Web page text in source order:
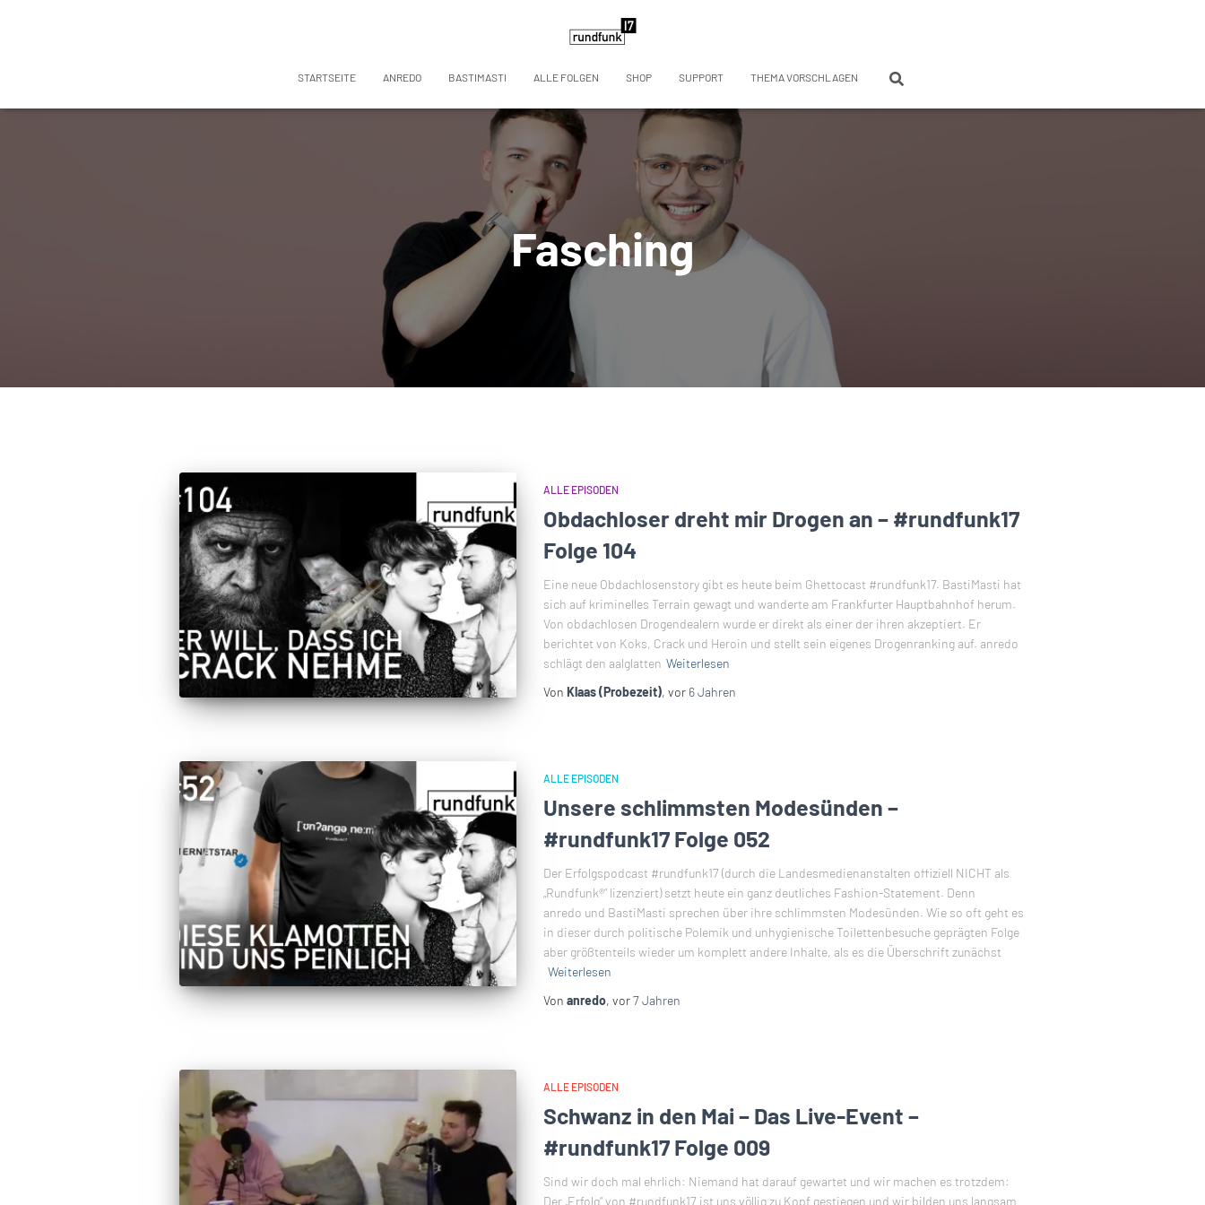
STARTSEITE ANREDO BASTIMASTI ALLE FOLGEN SHOP SUPPORT THEMA VORSCHLAGEN
Fasching
ALLE EPISODEN
Obdachloser dreht mir Drogen an – #rundfunk17
Folge 104
Eine neue Obdachlosenstory gibt es heute beim Ghettocast #rundfunk17. BastiMasti hat
sich auf kriminelles Terrain gewagt und wanderte am Frankfurter Hauptbahnhof herum.
Von obdachlosen Drogendealern wurde er direkt als einer der ihren akzeptiert. Er
berichtet von Koks, Crack und Heroin und stellt sein eigenes Drogenranking auf. anredo
schlägt den aalglatten Weiterlesen
Von Klaas (Probezeit), vor 6 Jahren
ALLE EPISODEN
Unsere schlimmsten Modesünden –
#rundfunk17 Folge 052
Der Erfolgspodcast #rundfunk17 (durch die Landesmedienanstalten offiziell NICHT als
„Rundfunk®“ lizenziert) setzt heute ein ganz deutliches Fashion-Statement. Denn
anredo und BastiMasti sprechen über ihre schlimmsten Modesünden. Wie so oft geht es
in dieser durch politische Polemik und unhygienische Toilettenbesuche geprägten Folge
aber größtenteils wieder um komplett andere Inhalte, als es die Überschrift zunächst
Weiterlesen
Von anredo, vor7 Jahren
ALLE EPISODEN
Schwanz in den Mai – Das Live-Event –
#rundfunk17 Folge 009
Sind wir doch mal ehrlich: Niemand hat darauf gewartet und wir machen es trotzdem:
Der „Erfolg“ von #rundfunk17 ist uns völlig zu Kopf gestiegen und wir bilden uns langsam